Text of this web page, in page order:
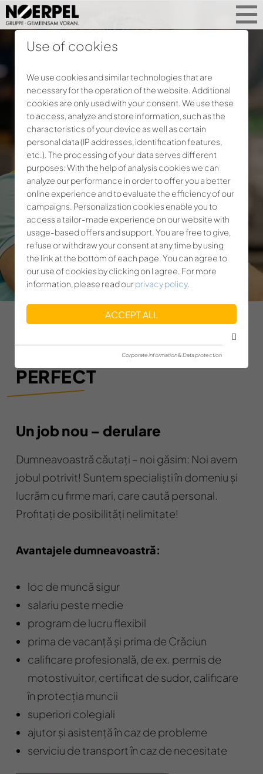
PERFECT
Un job nou – derulare
Dumneavoastră căutați – noi găsim: Noi avem
jobul potrivit! Suntem specialiști în domeniu și
lucrăm cu firme mari, care caută personal.
Profitați de posibilități nelimitate!
Avantajele dumneavoastră:
loc de muncă sigur
salariu peste medie
program de lucru flexibil
prima de vacanță și prima de Crăciun
calificare profesională, de ex. permis de
motostivuitor, certificat de sudor, calificare
în protecția muncii
superiori colegiali
ajutor și asistență în caz de probleme
serviciu de transport în caz de necesitate
Use of cookies
We use cookies and similar technologies that are
necessary for the operation of the website. Additional
cookies are only used with your consent. We use these
to access, analyze and store information, such as the
characteristics of your device as well as certain
personal data (IP addresses, identification features,
etc.). The processing of your data serves different
purposes: With the help of analysis cookies we can
analyze our performance in order to offer you a better
online experience and to evaluate the efficiency of our
campaigns. Personalization cookies enable you to
access a tailor-made experience on our website with
usage-based offers and support. You are free to give,
refuse or withdraw your consent at any time by using
the link at the bottom of each page. You can agree to
our use of cookies by clicking on I agree. For more
information, please read ourprivacy policy.
ACCEPT ALL
Corporate information & Data protection